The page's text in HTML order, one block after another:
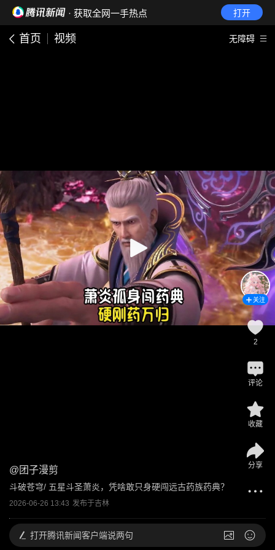
· 获取全网一手热点 打开
首页 视频 无障碍
@ 团子漫剪
斗破苍穹/ 五星斗圣萧炎，凭啥敢只身硬闯远古药族药典？
2026-06-26 13:43 发布于吉林
关注
2
评论
收藏
分享
打开腾讯新闻客户端说两句